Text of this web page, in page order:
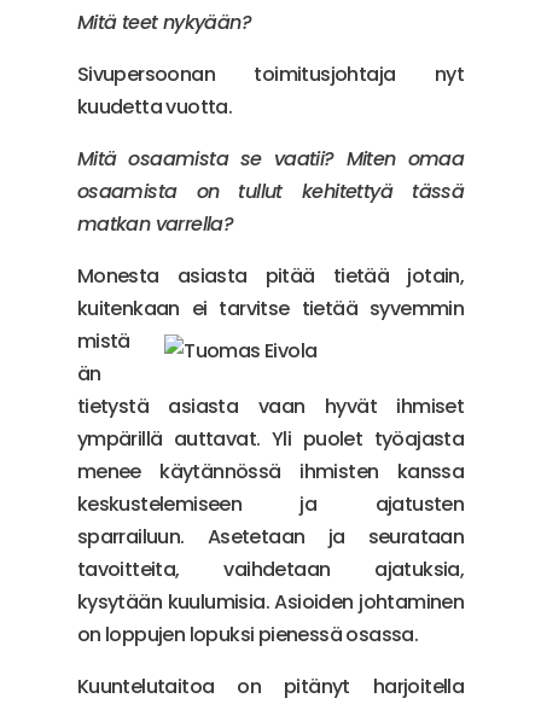
Mitä teet nykyään?
Sivupersoonan toimitusjohtaja nyt
kuudetta vuotta.
Mitä osaamista se vaatii? Miten omaa
osaamista on tullut kehitettyä tässä
matkan varrella?
Monesta asiasta pitää tietää jotain,
kuitenkaan ei tarvitse tietää syvemmin
mistä
än
tietystä asiasta vaan hyvät ihmiset
ympärillä auttavat. Yli puolet työajasta
menee käytännössä ihmisten kanssa
keskustelemiseen ja ajatusten
sparrailuun. Asetetaan ja seurataan
tavoitteita, vaihdetaan ajatuksia,
kysytään kuulumisia. Asioiden johtaminen
on loppujen lopuksi pienessä osassa.
Kuuntelutaitoa on pitänyt harjoitella